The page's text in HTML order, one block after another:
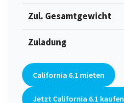
Zul. Gesamtgewicht
Zuladung
California 6.1 mieten
Jetzt California 6.1 kaufen